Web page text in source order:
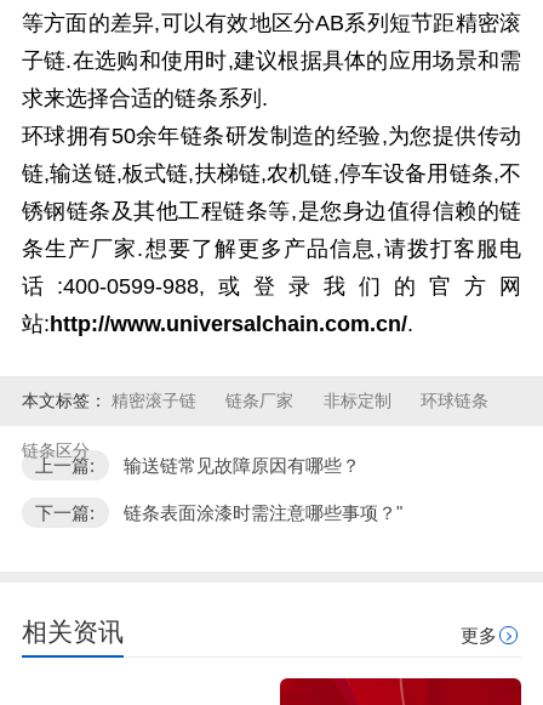
等方面的差异,可以有效地区分AB系列短节距精密滚
子链.在选购和使用时,建议根据具体的应用场景和需
求来选择合适的链条系列.
环球拥有50余年链条研发制造的经验,为您提供传动
链,输送链,板式链,扶梯链,农机链,停车设备用链条,不
锈钢链条及其他工程链条等,是您身边值得信赖的链
条生产厂家.想要了解更多产品信息,请拨打客服电
话:400-0599-988,或登录我们的官方网
站: http://www.universalchain.com.cn/.
本文标签： 精密滚子链 链条厂家 非标定制 环球链条
链条区分
上一篇: 输送链常见故障原因有哪些？
下一篇: 链条表面涂漆时需注意哪些事项？"
相关资讯 更多